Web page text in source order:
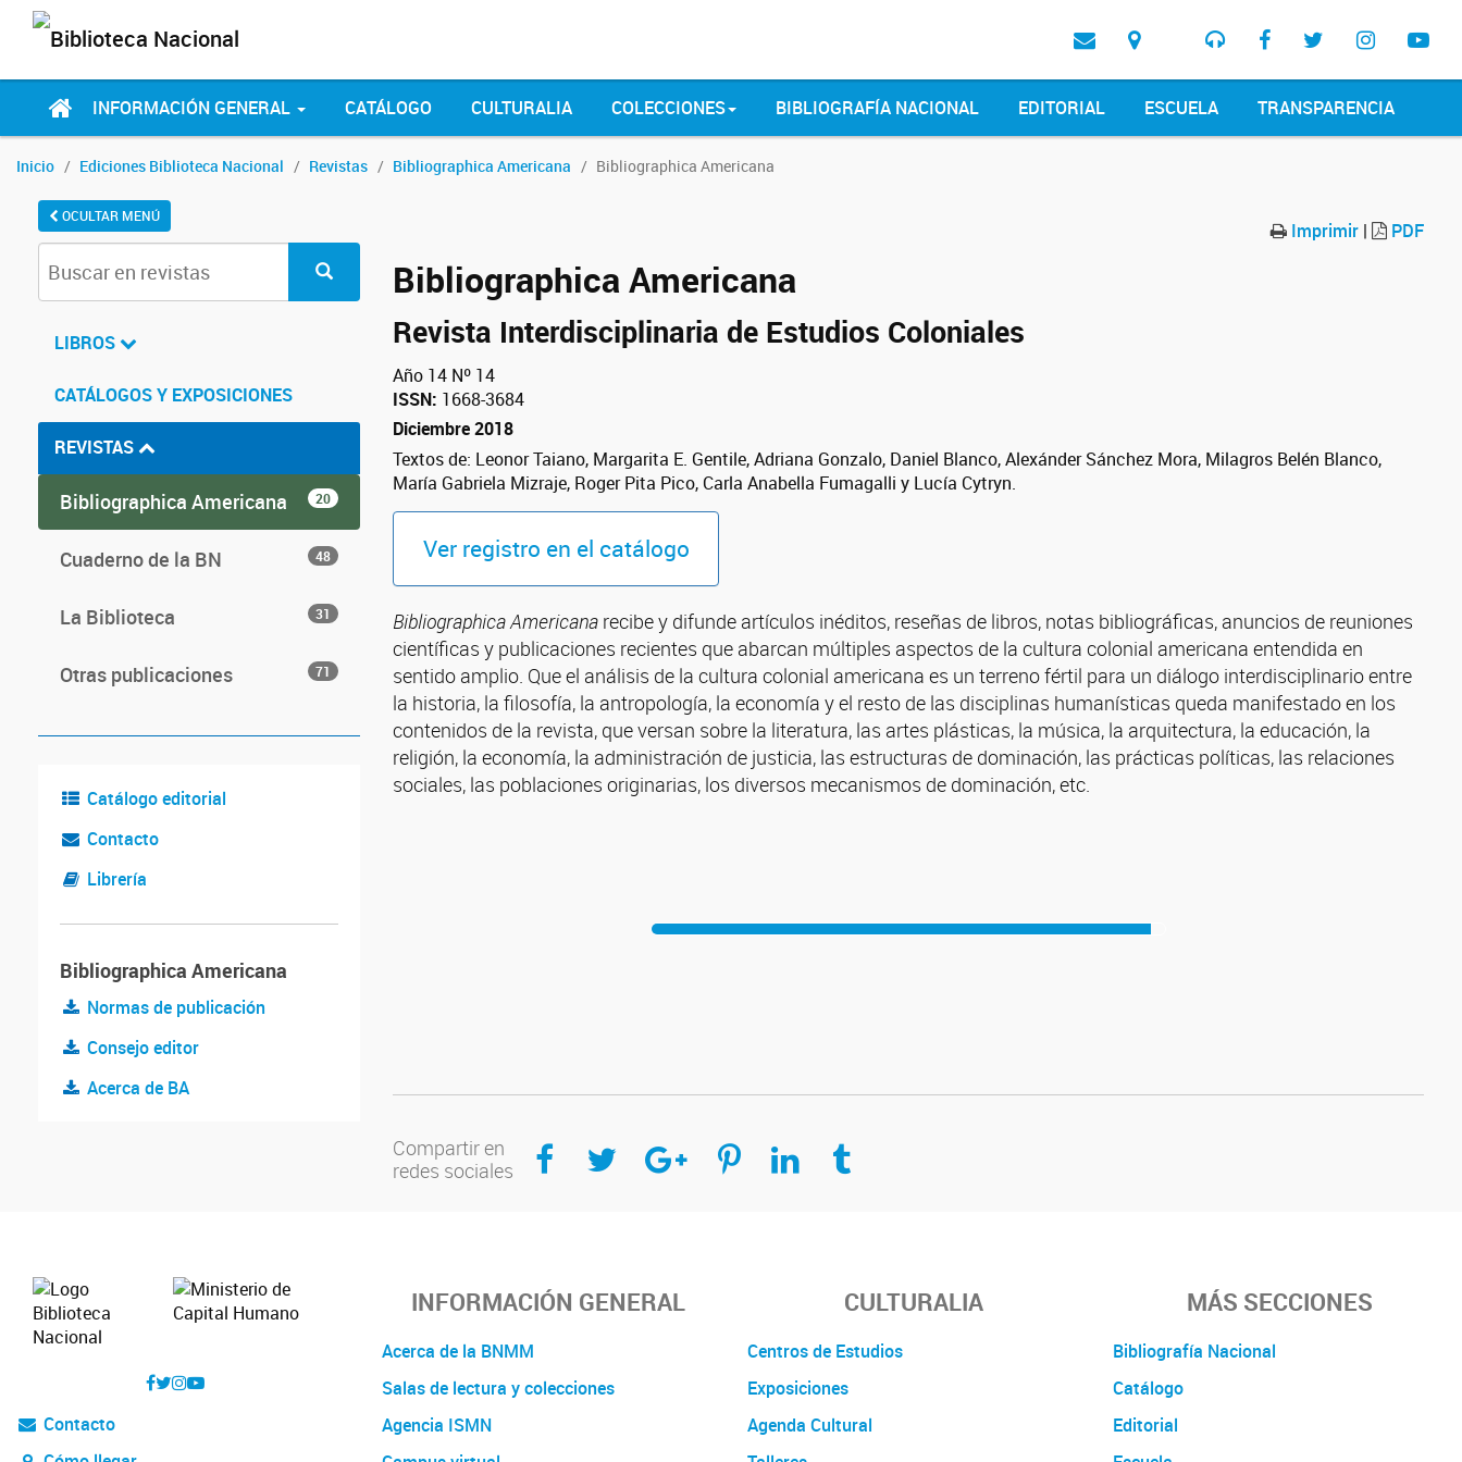
INFORMACIÓN GENERAL CATÁLOGO CULTURALIA COLECCIONES BIBLIOGRAFÍA NACIONAL EDITORIAL ESCUELA TRANSPARENCIA
Inicio Ediciones Biblioteca Nacional Revistas Bibliographica Americana Bibliographica Americana
OCULTAR MENÚ
LIBROS
CATÁLOGOS Y EXPOSICIONES
REVISTAS
Bibliographica Americana 20
Cuaderno de la BN 48
La Biblioteca 31
Otras publicaciones 71
Catálogo editorial
Contacto
Librería
Bibliographica Americana
Normas de publicación
Consejo editor
Acerca de BA
Imprimir | PDF
Bibliographica Americana
Revista Interdisciplinaria de Estudios Coloniales
Año 14 Nº 14
ISSN: 1668-3684
Diciembre 2018
Textos de: Leonor Taiano, Margarita E. Gentile, Adriana Gonzalo, Daniel Blanco, Alexánder Sánchez Mora, Milagros Belén Blanco,
María Gabriela Mizraje, Roger Pita Pico, Carla Anabella Fumagalli y Lucía Cytryn.
Ver registro en el catálogo
Bibliographica Americana recibe y difunde artículos inéditos, reseñas de libros, notas bibliográficas, anuncios de reuniones
científicas y publicaciones recientes que abarcan múltiples aspectos de la cultura colonial americana entendida en
sentido amplio. Que el análisis de la cultura colonial americana es un terreno fértil para un diálogo interdisciplinario entre
la historia, la filosofía, la antropología, la economía y el resto de las disciplinas humanísticas queda manifestado en los
contenidos de la revista, que versan sobre la literatura, las artes plásticas, la música, la arquitectura, la educación, la
religión, la economía, la administración de justicia, las estructuras de dominación, las prácticas políticas, las relaciones
sociales, las poblaciones originarias, los diversos mecanismos de dominación, etc.
Compartir en
redes sociales
Compartir en Facebook Compartir en Twitter Compartir en Google Plus Compartir en Pinterest Compartir en Linkedin Compartir en Tumblr
Contacto
INFORMACIÓN GENERAL
Acerca de la BNMM
Salas de lectura y colecciones
Agencia ISMN
CULTURALIA
Centros de Estudios
Exposiciones
Agenda Cultural
MÁS SECCIONES
Bibliografía Nacional
Catálogo
Editorial